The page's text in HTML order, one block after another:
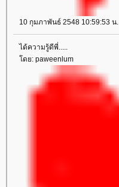
10 กุมภาพันธ์ 2548 10:59:53 น.
ได้ความรู้ดีพี่.....
ดย: paweenlum